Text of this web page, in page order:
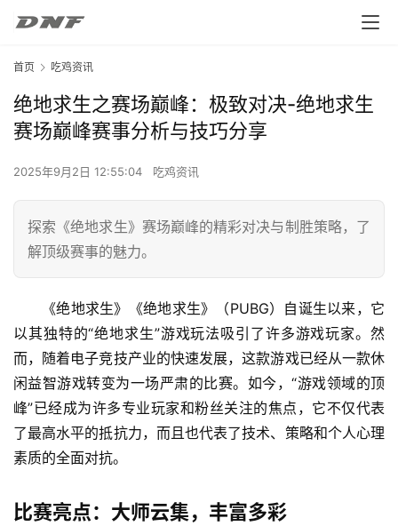
首页 吃鸡资讯
绝地求生之赛场巅峰：极致对决-绝地求生
赛场巅峰赛事分析与技巧分享
2025年9月2日 12:55:04 吃鸡资讯
探索《绝地求生》赛场巅峰的精彩对决与制胜策略，了
解顶级赛事的魅力。
《绝地求生》《绝地求生》（PUBG）自诞生以来，它
以其独特的“绝地求生”游戏玩法吸引了许多游戏玩家。然
而，随着电子竞技产业的快速发展，这款游戏已经从一款休
闲益智游戏转变为一场严肃的比赛。如今，“游戏领域的顶
峰”已经成为许多专业玩家和粉丝关注的焦点，它不仅代表
了最高水平的抵抗力，而且也代表了技术、策略和个人心理
素质的全面对抗。
比赛亮点：大师云集，丰富多彩